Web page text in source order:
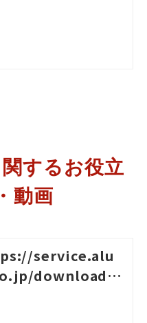
するお役立
動画
service.alu
download/4